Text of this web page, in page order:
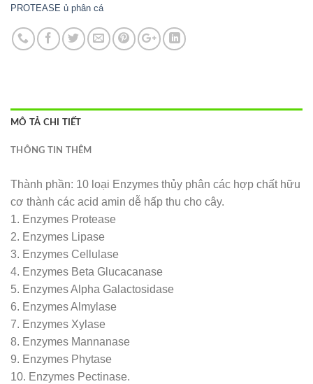
PROTEASE ủ phân cá
MÔ TẢ CHI TIẾT
THÔNG TIN THÊM
Thành phần: 10 loại Enzymes thủy phân các hợp chất hữu
cơ thành các acid amin dễ hấp thu cho cây.
1. Enzymes Protease
2. Enzymes Lipase
3. Enzymes Cellulase
4. Enzymes Beta Glucacanase
5. Enzymes Alpha Galactosidase
6. Enzymes Almylase
7. Enzymes Xylase
8. Enzymes Mannanase
9. Enzymes Phytase
10. Enzymes Pectinase.